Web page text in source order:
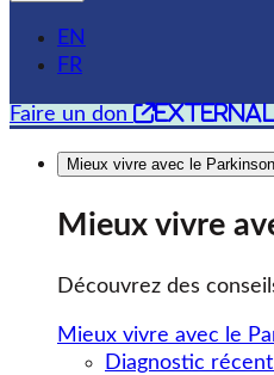
EN
FR
Faire un don
Mieux vivre avec le Parkinson
Mieux vivre
Découvrez des
Mieux vivre avec le
Diagnostic